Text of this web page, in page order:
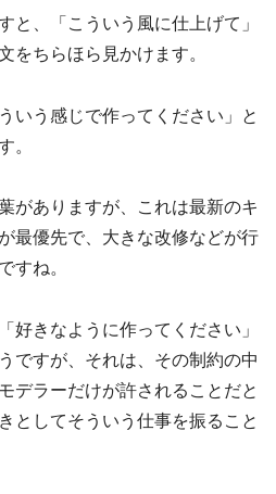
と、「こういう風に仕上げて」
をちらほら見かけます。
いう感じで作ってください」と
。
がありますが、これは最新のキ
最優先で、大きな改修などが行
すね。
好きなように作ってください」
ですが、それは、その制約の中
デラーだけが許されることだと
としてそういう仕事を振ること